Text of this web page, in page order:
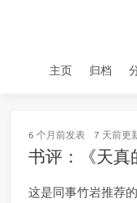
主页 归档
6 个月前发表 7 天前更
书评：《天真
这是同事竹岩推荐的